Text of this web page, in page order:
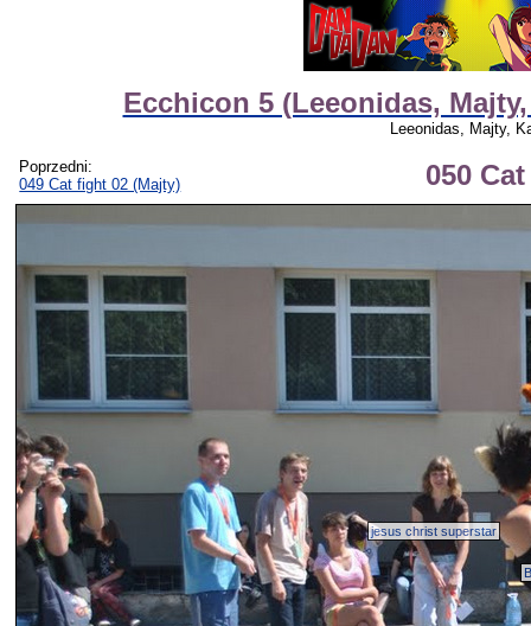
Ecchicon 5 (Leeonidas,
Leeonidas, Majty,
Poprzedni:
049 Cat fight 02 (Majty)
050
jesus christ superstar